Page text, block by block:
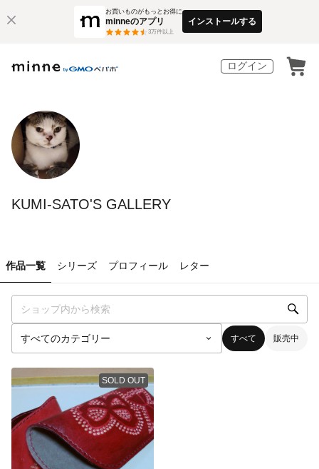
お買いものがもっとお得に
minneのアプリ
3万件以上
インストールする
ログイン
KUMI-SATO'S GALLERY
作品一覧 シリーズ プロフィール レター
すべて 販売中
SOLD OUT